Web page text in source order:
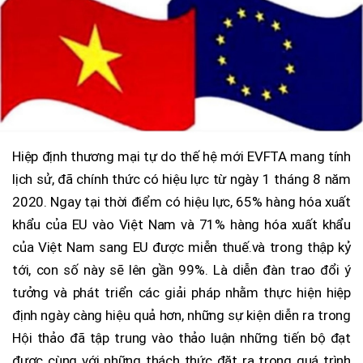
Hiệp định thương mại tự do thế hệ mới EVFTA mang tính
lịch sử, đã chính thức có hiệu lực từ ngày 1 tháng 8 năm
2020. Ngay tại thời điểm có hiệu lực, 65% hàng hóa xuất
khẩu của EU vào Việt Nam và 71% hàng hóa xuất khẩu
của Việt Nam sang EU được miễn thuế.và trong thập kỷ
tới, con số này sẽ lên gần 99%. Là diễn đàn trao đổi ý
tưởng và phát triển các giải pháp nhằm thực hiện hiệp
định ngày càng hiệu quả hơn, những sự kiện diễn ra trong
Hội thảo đã tập trung vào thảo luận những tiến bộ đạt